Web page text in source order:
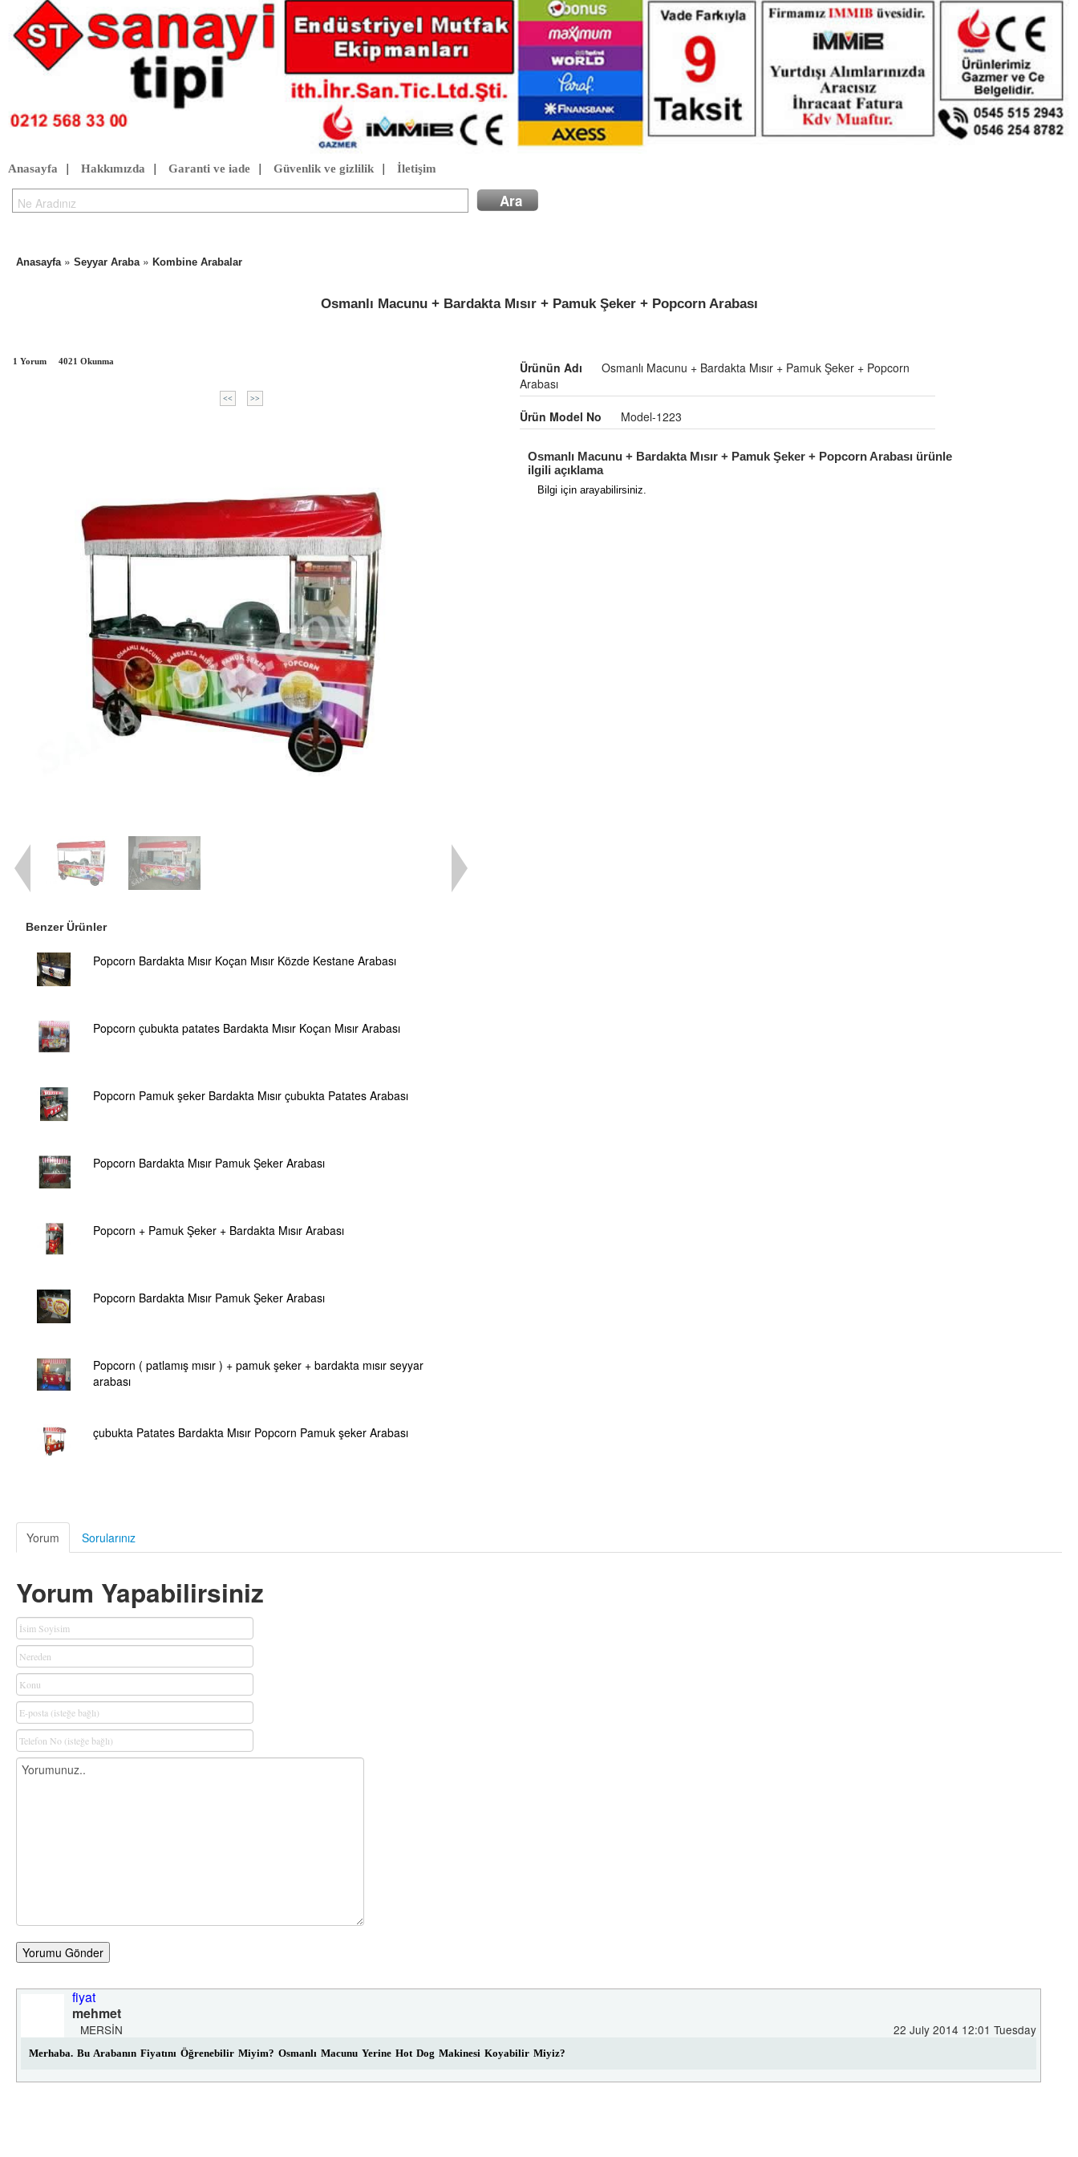
Anasayfa Hakkımızda Garanti ve iade Güvenlik ve gizlilik İletişim
Anasayfa» Seyyar Araba» Kombine Arabalar
Osmanlı Macunu + Bardakta Mısır + Pamuk Şeker + Popcorn Arabası
1 Yorum 4021 Okunma
<< >>
Ürünün Adı
Osmanlı Macunu + Bardakta Mısır + Pamuk Şeker + Popcorn
Arabası
Ürün Model No Model-1223
Osmanlı Macunu + Bardakta Mısır + Pamuk Şeker + Popcorn Arabası ürünle
ilgili açıklama
Bilgi için arayabilirsiniz.
Benzer Ürünler
Popcorn Bardakta Mısır Koçan Mısır Közde Kestane Arabası
Popcorn çubukta patates Bardakta Mısır Koçan Mısır Arabası
Popcorn Pamuk şeker Bardakta Mısır çubukta Patates Arabası
Popcorn Bardakta Mısır Pamuk Şeker Arabası
Popcorn + Pamuk Şeker + Bardakta Mısır Arabası
Popcorn Bardakta Mısır Pamuk Şeker Arabası
Popcorn ( patlamış mısır ) + pamuk şeker + bardakta mısır seyyar
arabası
çubukta Patates Bardakta Mısır Popcorn Pamuk şeker Arabası
Yorum Sorularınız
Yorum Yapabilirsiniz
Yorumu Gönder
fiyat
mehmet
22 July 2014 12:01 Tuesday
MERSIN
Merhaba. Bu Arabanın Fiyatını Öğrenebilir Miyim? Osmanlı Macunu Yerine Hot Dog Makinesi Koyabilir Miyiz?